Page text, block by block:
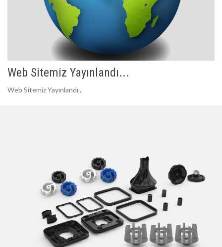
Web Sitemiz Yayınlandı...
Web Sitemiz Yayınlandı...